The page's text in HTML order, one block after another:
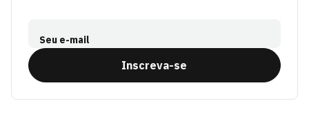
Seu e-mail
Inscreva-se